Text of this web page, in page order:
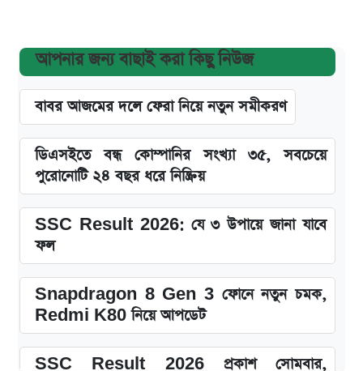
আপনার জন্য বাছাই করা কিছু নিউজ
বাবর আজমের দলে ফেরা নিয়ে নতুন সমীকরণ
ডিএসইতে বন্ধ কোম্পানির সংখ্যা ৩৫, সবচেয়ে
পুরোনোটি ২৪ বছর ধরে নিষ্ক্রিয়
SSC Result 2026: যে ৩ উপায়ে জানা যাবে
ফল
Snapdragon 8 Gen 3 ফোনে নতুন চমক,
Redmi K80 নিয়ে আপডেট
SSC Result 2026 প্রকাশ সোমবার,